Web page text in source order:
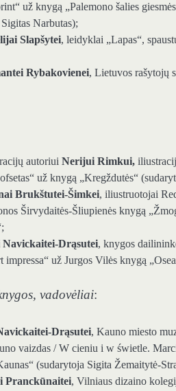
už knygą „Palemono šalies
Narbutas);
Slapšytei, leidyklai „Lapas“,
Rybakovienei, Lietuvos rašytojų
autoriui Nerijui Rimkui,
už knygą „Kregždutės“
Brukštutei-Šimkei, iliustruotojai
Širvydaitės-Šliupienės knygą
Navickaitei-Drąsutei, knygos
impressa“ už Jurgos Vilės knygą
vadovėliai:
Drąsutei, Kauno miesto
vaizdas / W cieniu i w świetle.
(sudarytoja Sigita Žemaitytė-
Pranckūnaitei, Vilniaus dizaino